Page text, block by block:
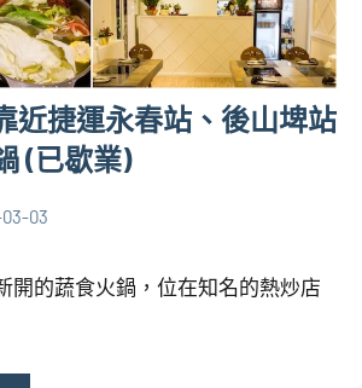
近捷運永春站、後山埤站
(已歇業)
03-03
開的蔬食火鍋，位在知名的熱炒店